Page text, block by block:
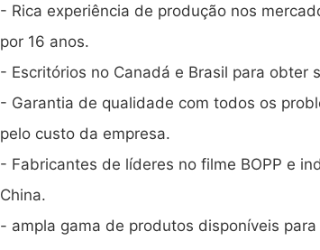
- Rica experiência de produção nos
por 16 anos.
- Escritórios no Canadá e Brasil para obter
- Garantia de qualidade com todos os
pelo custo da empresa.
- Fabricantes de líderes no filme BOPP e
China.
- ampla gama de produtos disponíveis